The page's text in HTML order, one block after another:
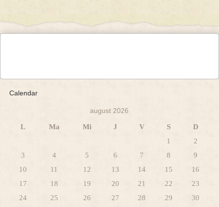
Calendar
august 2026
L Ma Mi J V S
D
1
2
3
4 5 6 7 8
9
10
11 12 13 14 15
16
17
18 19 20 21 22
23
24
25 26 27 28 29
30